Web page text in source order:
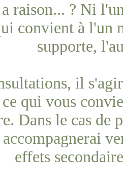
raison... ? Ni
convient à l'un
supporte,
il
qui vous
Dans le cas de
effets